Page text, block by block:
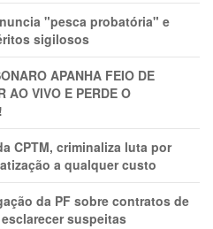
"pesca probatória" e
sigilosos
APANHA FEIO DE
AO VIVO E PERDE O
CPTM, criminaliza luta por
a qualquer custo
da PF sobre contratos de
suspeitas